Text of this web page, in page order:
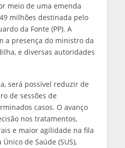
meio de uma emenda
milhões destinada pelo
da Fonte (PP). A
a presença do ministro da
e diversas autoridades
será possível reduzir de
de sessões de
casos. O avanço
nos tratamentos,
e maior agilidade na fila
de Saúde (SUS),